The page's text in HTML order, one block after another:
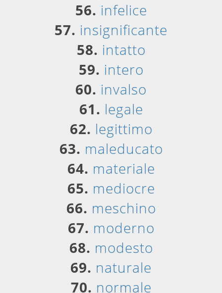
56. infelice
57. insignificante
58. intatto
59. intero
60. invalso
61. legale
62. legittimo
63. maleducato
64. materiale
65. mediocre
66. meschino
67. moderno
68. modesto
69. naturale
70. normale